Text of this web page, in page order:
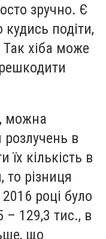
зручно. Є
кудись подіти,
хіба може
можна
розлучень в
кількість в
то різниця
році було
– 129,3 тис., в
що